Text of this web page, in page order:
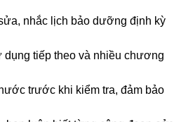
nhắc lịch bảo dưỡng định kỳ
dụng tiếp theo và nhiều chương
trước khi kiểm tra, đảm bảo